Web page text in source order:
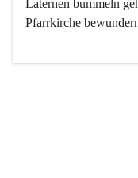
Laternen bummeln
Pfarrkirche
Der Weinbau